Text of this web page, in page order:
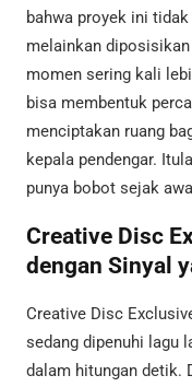
bahwa proyek ini
melainkan
momen sering kali
bisa membentuk
menciptakan ruang
kepala pendengar.
punya bobot sejak
Creative Disc
dengan Sinyal
Creative Disc
sedang dipenuhi lagu
dalam hitungan detik.